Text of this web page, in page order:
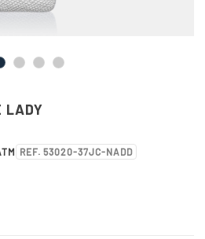
LADY
REF. 53020-37JC-NADD